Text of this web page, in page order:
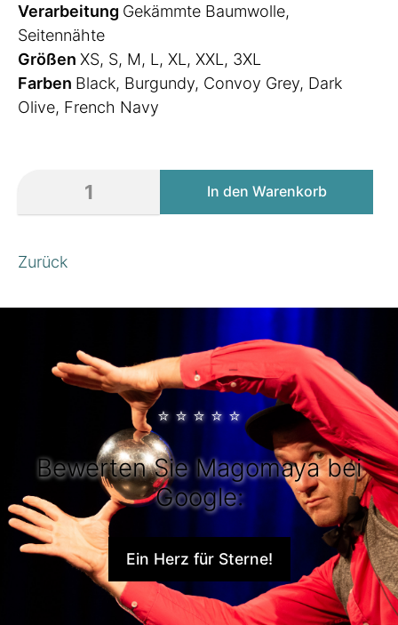
Verarbeitung Gekämmte Baumwolle,
Seitennähte
Größen XS, S, M, L, XL, XXL, 3XL
Farben Black, Burgundy, Convoy Grey, Dark
Olive, French Navy
Zurück
⭐ ⭐ ⭐ ⭐ ⭐
Bewerten Sie Magomaya bei
Google:
Ein Herz für Sterne!